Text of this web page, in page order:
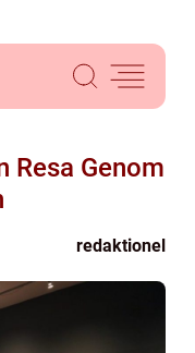
Resa Genom
redaktionel